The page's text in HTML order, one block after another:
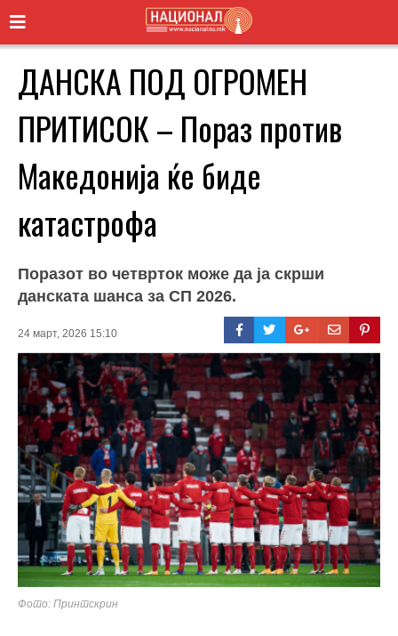
ДАНСКА ПОД ОГРОМЕН
ПРИТИСОК – Пораз против
Македонија ќе биде
катастрофа
Поразот во четврток може да ја скрши
данската шанса за СП 2026.
24 март, 2026 15:10
Фото: Принтскрин